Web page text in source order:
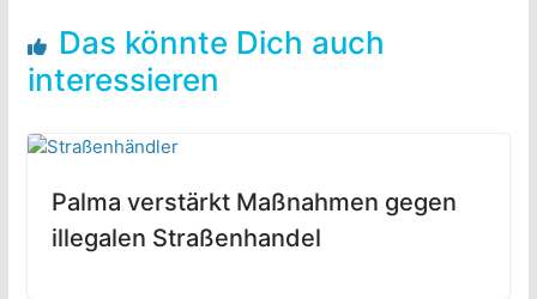
Das könnte Dich auch
interessieren
Palma verstärkt Maßnahmen gegen
illegalen Straßenhandel